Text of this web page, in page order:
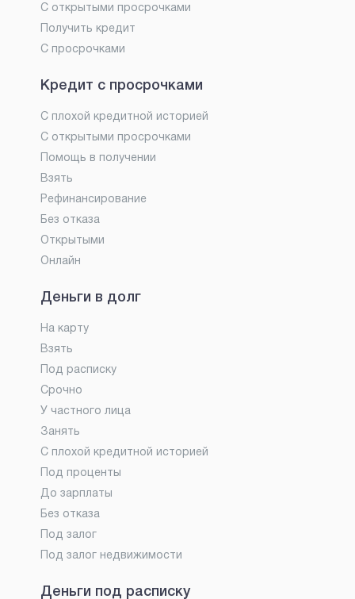
С открытыми просрочками
Получить кредит
С просрочками
Кредит с просрочками
С плохой кредитной историей
С открытыми просрочками
Помощь в получении
Взять
Рефинансирование
Без отказа
Открытыми
Онлайн
Деньги в долг
На карту
Взять
Под расписку
Срочно
У частного лица
Занять
С плохой кредитной историей
Под проценты
До зарплаты
Без отказа
Под залог
Под залог недвижимости
Деньги под расписку